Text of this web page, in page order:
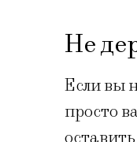
Не
Если вы
просто